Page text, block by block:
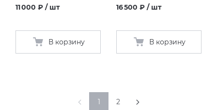
11 000 ₽ / шт
В корзину
16 500 ₽ / шт
В корзину
1 2